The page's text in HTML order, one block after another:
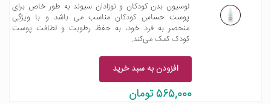
لوسیون بدن کودکان و نوزادان سیوند به طور خاص برای
پوست حساس کودکان مناسب می باشد و با ویژگی
منحصر به فرد خود، به حفظ رطوبت و لطافت پوست
کودک کمک می‌کند.
افزودن به سبد خرید
565,000 تومان